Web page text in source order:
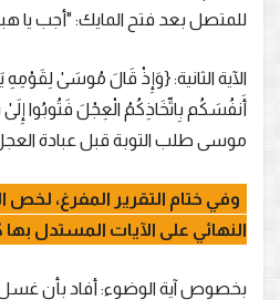
للمتصل بعد فتح المايك: "أجب يا
الآية الثانية: {وَإِذْ قَالَ مُوسَىٰ
أَنفُسَكُم بِاتِّخَاذِكُمُ الْعِجْلَ فَتُوبُوا إِلَىٰ
موسى طلب التوبة قبل عبادة
وفي ختام التقرير المفرغ، لخص
النهائي على الآيات المستدل بها
بخصوص آية الوضوء: أفاد بأن غسل